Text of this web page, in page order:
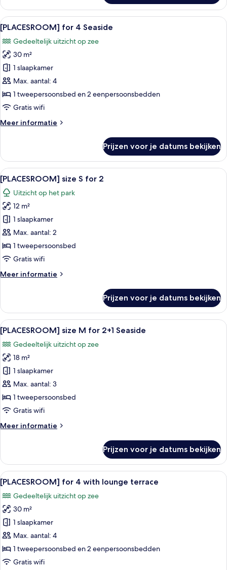
size
M
for
2
Seaside
Alle
foto's
voor
[PLACESROOM]
for
4
Seaside
laden
Een balkon met uitzicht op een
5
[PLACESROOM] for 4 Seaside
Gedeeltelijk uitzicht op zee
30 m²
1 slaapkamer
Max. aantal: 4
1 tweepersoonsbed en 2 eenpersoonsbedden
Gratis wifi
Meer informatie
Meer
for
4
Seaside
Prijzen voor je datums bekijken
Alle
foto's
voor
[PLACESROOM]
size
S
for
2
Hotelkamer met een groot bed, een
5
[PLACESROOM] size S for 2
Uitzicht op het park
12 m²
1 slaapkamer
Max. aantal: 2
1 tweepersoonsbed
Gratis wifi
Meer informatie
Meer
size
for
2
Prijzen voor je datums bekijken
Alle
foto's
voor
[PLACESROOM]
size
M
for
2+1
laden
Een balkon met rieten meubilair,
10
[PLACESROOM] size M for 2+1 Seaside
Gedeeltelijk uitzicht op zee
18 m²
1 slaapkamer
Max. aantal: 3
1 tweepersoonsbed
Gratis wifi
Meer informatie
Meer
size
M
for
2+1
Seaside
Prijzen voor je datums bekijken
Alle
foto's
voor
[PLACESROOM]
for
4
with
lounge
Een dakterras met een zwembad,
11
[PLACESROOM] for 4 with lounge terrace
Gedeeltelijk uitzicht op zee
30 m²
1 slaapkamer
Max. aantal: 4
1 tweepersoonsbed en 2 eenpersoonsbedden
Gratis wifi